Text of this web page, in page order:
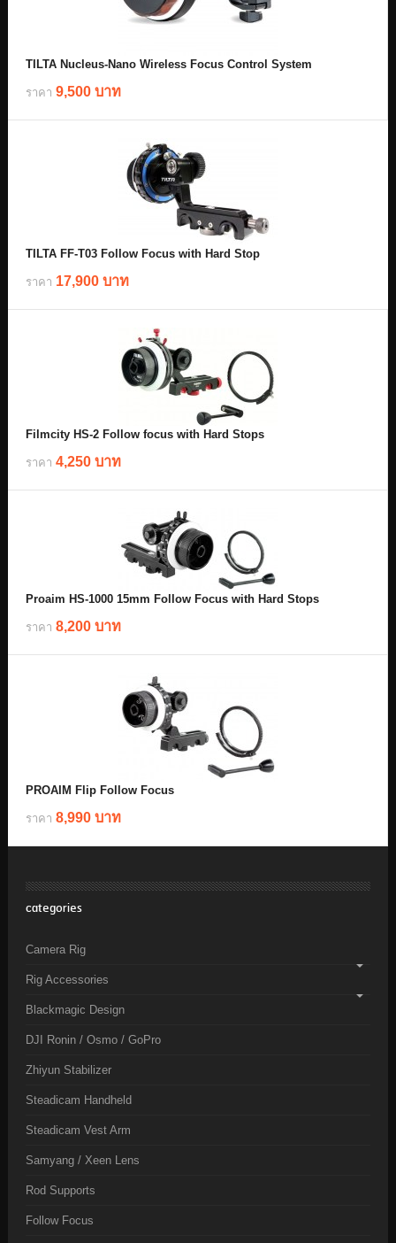
TILTA Nucleus-Nano Wireless Focus Control System
ราคา 9,500 บาท
TILTA FF-T03 Follow Focus with Hard Stop
ราคา 17,900 บาท
Filmcity HS-2 Follow focus with Hard Stops
ราคา 4,250 บาท
Proaim HS-1000 15mm Follow Focus with Hard Stops
ราคา 8,200 บาท
PROAIM Flip Follow Focus
ราคา 8,990 บาท
categories
Camera Rig
Rig Accessories
Blackmagic Design
DJI Ronin / Osmo / GoPro
Zhiyun Stabilizer
Steadicam Handheld
Steadicam Vest Arm
Samyang / Xeen Lens
Rod Supports
Follow Focus